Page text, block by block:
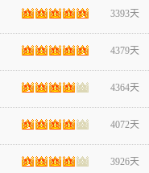
3393天
4379天
4364天
4072天
3926天